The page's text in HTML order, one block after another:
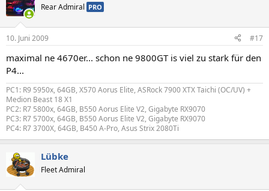
Rear Admiral PRO
10. Juni 2009 #17
maximal ne 4670er... schon ne 9800GT is viel zu stark für den
P4...
PC1: R9 5950x, 64GB, X570 Aorus Elite, ASRock 7900 XTX Taichi (OC/UV) +
Medion Beast 18 X1
PC2: R7 5800x, 64GB, B550 Aorus Elite V2, Gigabyte RX9070
PC3: R7 5700x, 64GB, B550 Aorus Elite V2, Gigabyte RX9070
PC4: R7 3700X, 64GB, B450 A-Pro, Asus Strix 2080Ti
Lübke
Fleet Admiral